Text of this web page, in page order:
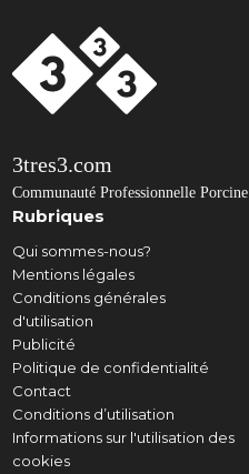
3tres3.com
Communauté Professionnelle Porcine
Rubriques
Qui sommes-nous?
Mentions légales
Conditions générales
d'utilisation
Publicité
Politique de confidentialité
Contact
Conditions d’utilisation
Informations sur l'utilisation des
cookies